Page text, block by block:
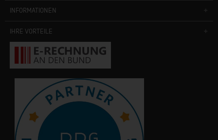
INFORMATIONEN
IHRE VORTEILE